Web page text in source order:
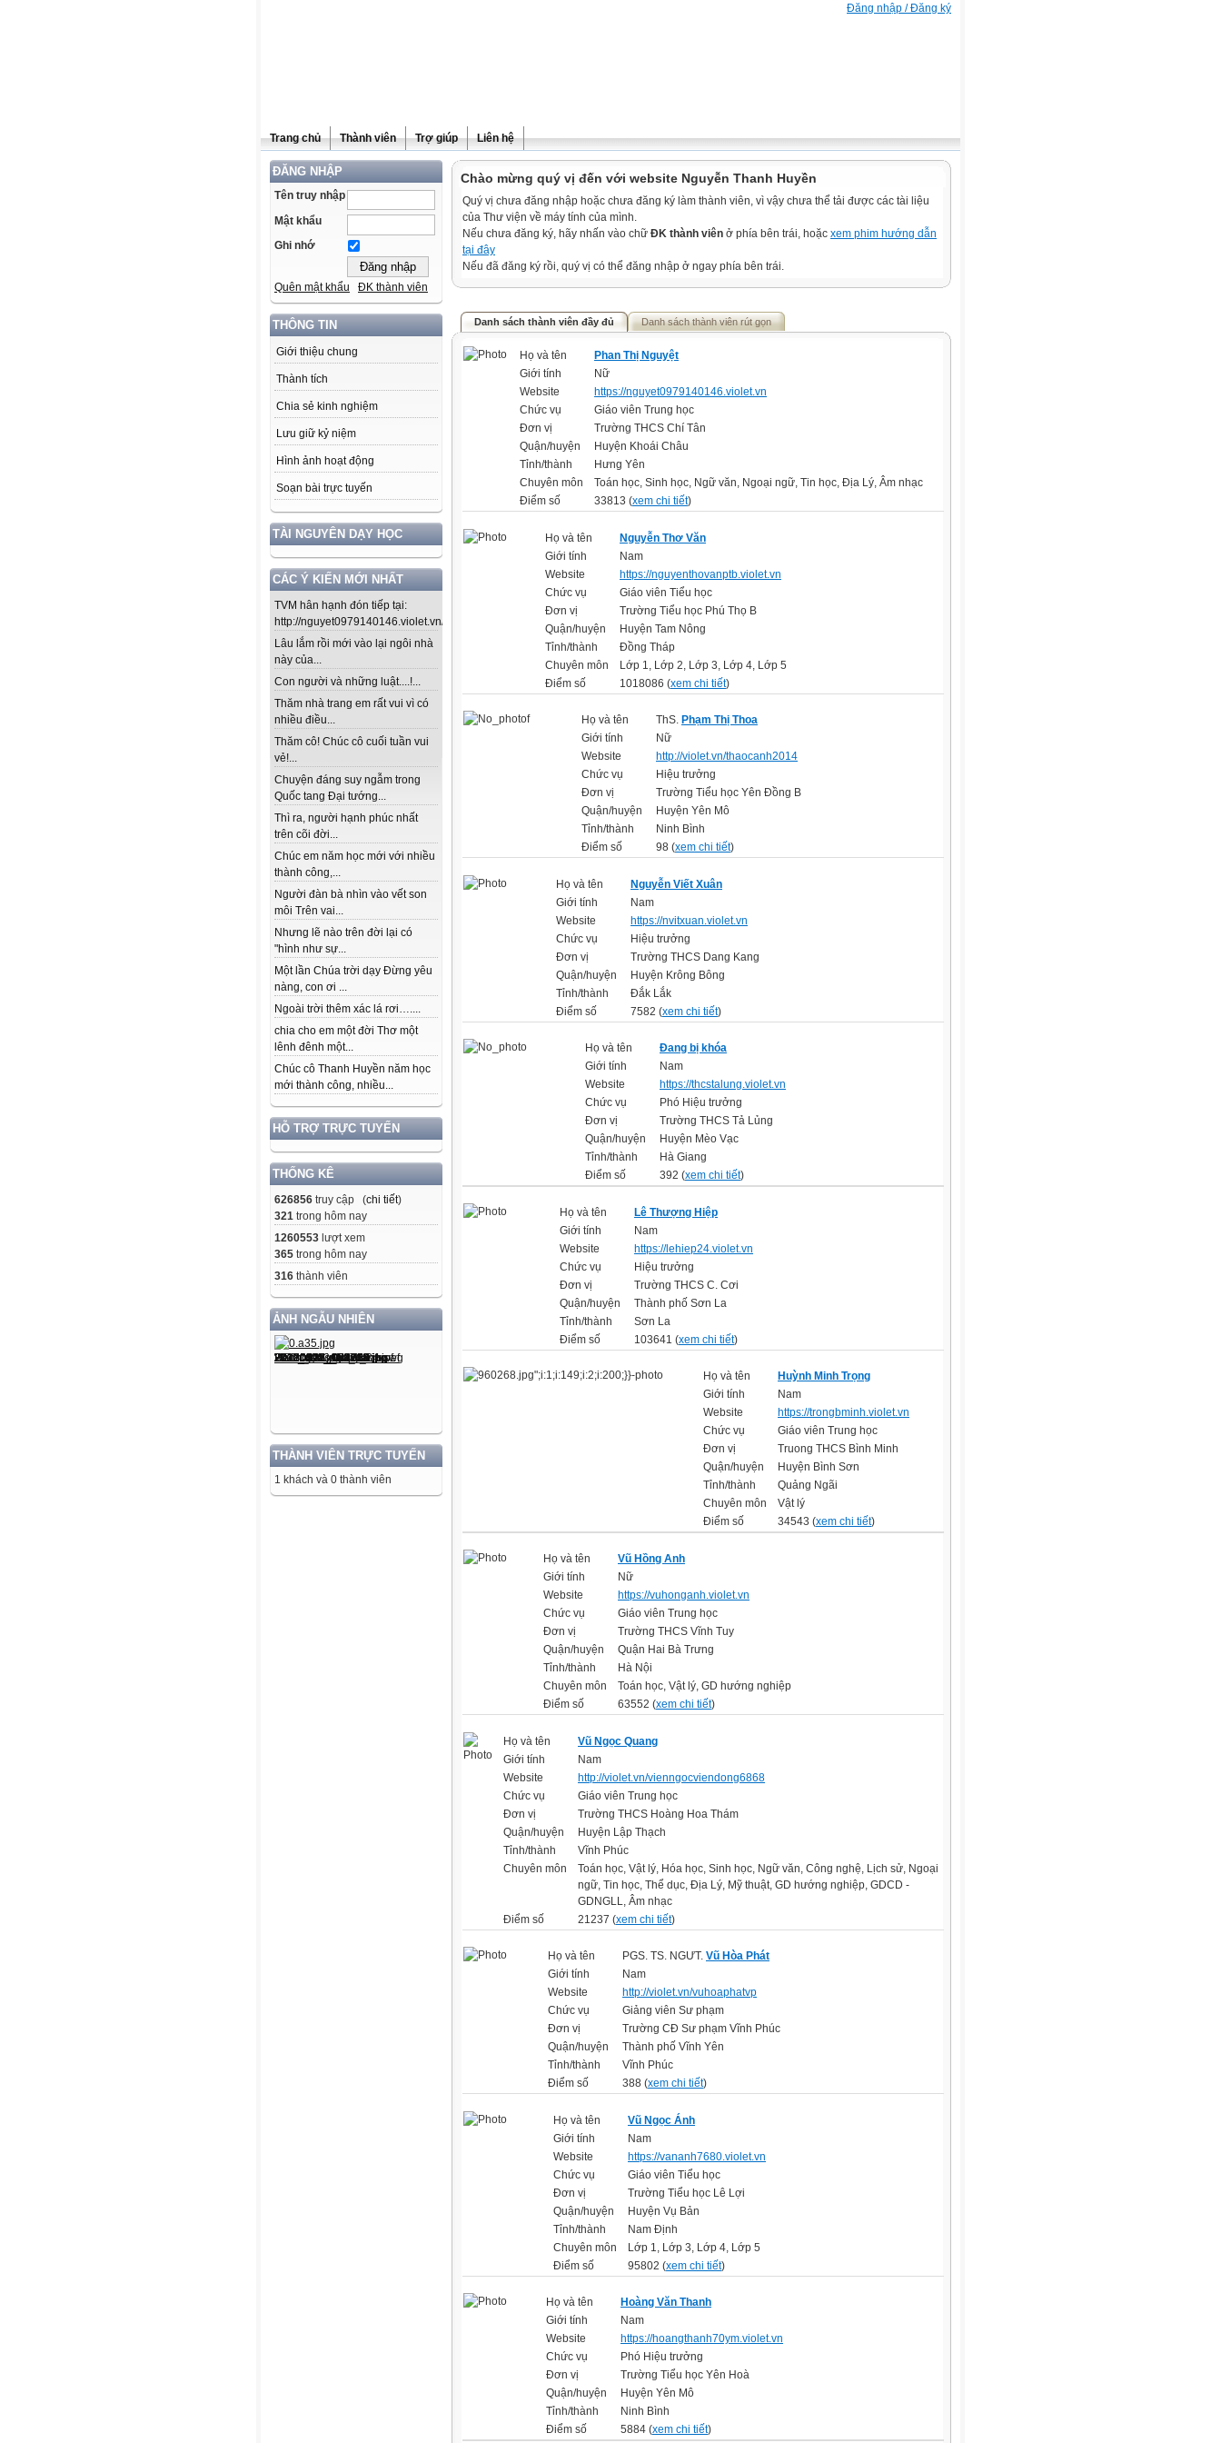
Đăng nhập / Đăng ký
Trang chủ Thành viên Trợ giúp Liên hệ
ĐĂNG NHẬP
Tên truy nhập
Mật khẩu
Ghi nhớ
Quên mật khẩu ĐK thành viên
THÔNG TIN
Giới thiệu chung
Thành tích
Chia sẻ kinh nghiệm
Lưu giữ kỷ niệm
Hình ảnh hoạt động
Soạn bài trực tuyến
TÀI NGUYÊN DẠY HỌC
CÁC Ý KIẾN MỚI NHẤT
TVM hân hạnh đón tiếp tại:
http://nguyet0979140146.violet.vn/...
Lâu lắm rồi mới vào lại ngôi nhà
này của...
Con người và những luật....!...
Thăm nhà trang em rất vui vì có
nhiều điều...
Thăm cô! Chúc cô cuối tuần vui
vẻ!...
Chuyện đáng suy ngẫm trong
Quốc tang Đại tướng...
Thì ra, người hạnh phúc nhất
trên cõi đời...
Chúc em năm học mới với nhiều
thành công,...
Người đàn bà nhìn vào vết son
môi Trên vai...
Nhưng lẽ nào trên đời lại có
"hình như sự...
Một lần Chúa trời dạy Đừng yêu
nàng, con ơi ...
Ngoài trời thêm xác lá rơi…....
chia cho em một đời Thơ một
lênh đênh một...
Chúc cô Thanh Huyền năm học
mới thành công, nhiều...
HỖ TRỢ TRỰC TUYẾN
THỐNG KÊ
626856 truy cập (chi tiết)
321 trong hôm nay
1260553 lượt xem
365 trong hôm nay
316 thành viên
ẢNH NGẪU NHIÊN
THÀNH VIÊN TRỰC TUYẾN
1 khách và 0 thành viên
Chào mừng quý vị đến với website Nguyễn Thanh Huyền
Quý vị chưa đăng nhập hoặc chưa đăng ký làm thành viên, vì vậy chưa thể tải được các tài liệu
của Thư viện về máy tính của mình.
Nếu chưa đăng ký, hãy nhấn vào chữ ĐK thành viên ở phía bên trái, hoặc xem phim hướng dẫn
tại đây
Nếu đã đăng ký rồi, quý vị có thể đăng nhập ở ngay phía bên trái.
Danh sách thành viên đầy đủ Danh sách thành viên rút gọn
Họ và tên
Phan Thị Nguyệt
Giới tính
Nữ
Website
https://nguyet0979140146.violet.vn
Chức vụ
Giáo viên Trung học
Đơn vị
Trường THCS Chí Tân
Quận/huyện
Huyện Khoái Châu
Tỉnh/thành
Hưng Yên
Chuyên môn
Toán học, Sinh học, Ngữ văn, Ngoại ngữ, Tin học, Địa Lý, Âm nhạc
Điểm số
33813 (xem chi tiết)
Họ và tên
Nguyễn Thơ Văn
Giới tính
Nam
Website
https://nguyenthovanptb.violet.vn
Chức vụ
Giáo viên Tiểu học
Đơn vị
Trường Tiểu học Phú Thọ B
Quận/huyện
Huyện Tam Nông
Tỉnh/thành
Đồng Tháp
Chuyên môn
Lớp 1, Lớp 2, Lớp 3, Lớp 4, Lớp 5
Điểm số
1018086 (xem chi tiết)
Họ và tên ThS. Phạm Thị Thoa
Giới tính
Nữ
Website
http://violet.vn/thaocanh2014
Chức vụ
Hiệu trưởng
Đơn vị
Trường Tiểu học Yên Đồng B
Quận/huyện
Huyện Yên Mô
Tỉnh/thành
Ninh Bình
Điểm số
98 (xem chi tiết)
Họ và tên
Nguyễn Viết Xuân
Giới tính
Nam
Website
https://nvitxuan.violet.vn
Chức vụ
Hiệu trưởng
Đơn vị
Trường THCS Dang Kang
Quận/huyện
Huyện Krông Bông
Tỉnh/thành
Đắk Lắk
Điểm số
7582 (xem chi tiết)
Họ và tên
Đang bị khóa
Giới tính
Nam
Website
https://thcstalung.violet.vn
Chức vụ
Phó Hiệu trưởng
Đơn vị
Trường THCS Tả Lủng
Quận/huyện
Huyện Mèo Vạc
Tỉnh/thành
Hà Giang
Điểm số
392 (xem chi tiết)
Họ và tên
Lê Thượng Hiệp
Giới tính
Nam
Website
https://lehiep24.violet.vn
Chức vụ
Hiệu trưởng
Đơn vị
Trường THCS C. Cơi
Quận/huyện
Thành phố Sơn La
Tỉnh/thành
Sơn La
Điểm số
103641 (xem chi tiết)
Họ và tên
Huỳnh Minh Trọng
Giới tính
Nam
Website
https://trongbminh.violet.vn
Chức vụ
Giáo viên Trung học
Đơn vị
Truong THCS Bình Minh
Quận/huyện
Huyện Bình Sơn
Tỉnh/thành
Quảng Ngãi
Chuyên môn
Vật lý
Điểm số
34543 (xem chi tiết)
Họ và tên
Vũ Hồng Anh
Giới tính
Nữ
Website
https://vuhonganh.violet.vn
Chức vụ
Giáo viên Trung học
Đơn vị
Trường THCS Vĩnh Tuy
Quận/huyện
Quận Hai Bà Trưng
Tỉnh/thành
Hà Nội
Chuyên môn
Toán học, Vật lý, GD hướng nghiệp
Điểm số
63552 (xem chi tiết)
Họ và tên
Vũ Ngọc Quang
Giới tính
Nam
Website
http://violet.vn/vienngocviendong6868
Chức vụ
Giáo viên Trung học
Đơn vị
Trường THCS Hoàng Hoa Thám
Quận/huyện
Huyện Lập Thạch
Tỉnh/thành
Vĩnh Phúc
Chuyên môn
Toán học, Vật lý, Hóa học, Sinh học, Ngữ văn, Công nghệ, Lịch sử, Ngoại
ngữ, Tin học, Thể dục, Địa Lý, Mỹ thuật, GD hướng nghiệp, GDCD -
GDNGLL, Âm nhạc
Điểm số
21237 (xem chi tiết)
Họ và tên PGS. TS. NGƯT. Vũ Hòa Phát
Giới tính
Nam
Website
http://violet.vn/vuhoaphatvp
Chức vụ
Giảng viên Sư phạm
Đơn vị
Trường CĐ Sư phạm Vĩnh Phúc
Quận/huyện
Thành phố Vĩnh Yên
Tỉnh/thành
Vĩnh Phúc
Điểm số
388 (xem chi tiết)
Họ và tên
Vũ Ngọc Ánh
Giới tính
Nam
Website
https://vananh7680.violet.vn
Chức vụ
Giáo viên Tiểu học
Đơn vị
Trường Tiểu học Lê Lợi
Quận/huyện
Huyện Vụ Bản
Tỉnh/thành
Nam Định
Chuyên môn
Lớp 1, Lớp 3, Lớp 4, Lớp 5
Điểm số
95802 (xem chi tiết)
Họ và tên
Hoàng Văn Thanh
Giới tính
Nam
Website
https://hoangthanh70ym.violet.vn
Chức vụ
Phó Hiệu trưởng
Đơn vị
Trường Tiểu học Yên Hoà
Quận/huyện
Huyện Yên Mô
Tỉnh/thành
Ninh Bình
Điểm số
5884 (xem chi tiết)